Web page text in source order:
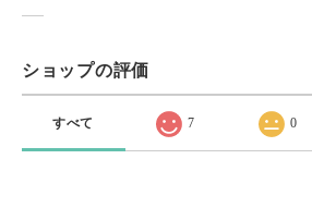
ショップの評価
すべて 7 0